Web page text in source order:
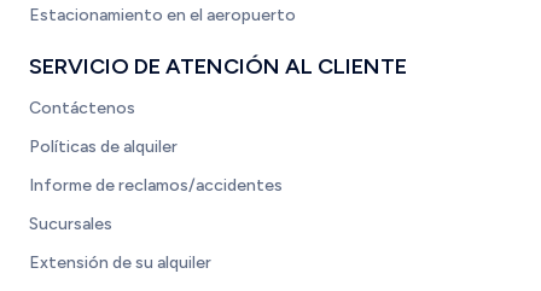
Estacionamiento en el aeropuerto
SERVICIO DE ATENCIÓN AL CLIENTE
Contáctenos
Políticas de alquiler
Informe de reclamos/accidentes
Sucursales
Extensión de su alquiler